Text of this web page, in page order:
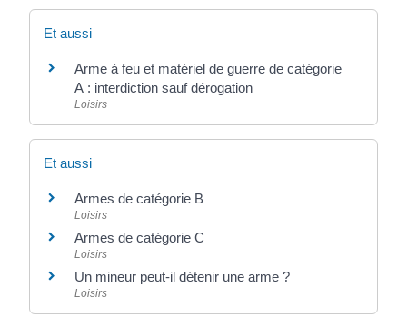
Et aussi
Arme à feu et matériel de guerre de catégorie
A : interdiction sauf dérogation
Loisirs
Et aussi
Armes de catégorie B
Loisirs
Armes de catégorie C
Loisirs
Un mineur peut-il détenir une arme ?
Loisirs